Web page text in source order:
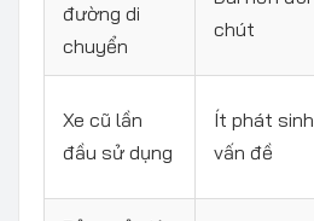
đường di
chuyển
chút
Xe cũ lần
đầu sử dụng
Ít phát sinh
vấn đề